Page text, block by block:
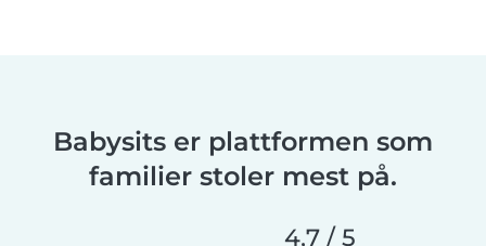
Babysits er plattformen som
familier stoler mest på.
4,7 / 5